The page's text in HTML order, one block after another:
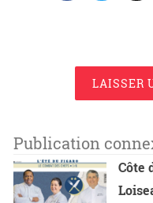
LAISSER
Publication
Côte